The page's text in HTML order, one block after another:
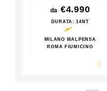
da €4.990
DURATA : 14NT
MILANO MALPENSA
ROMA FIUMICINO